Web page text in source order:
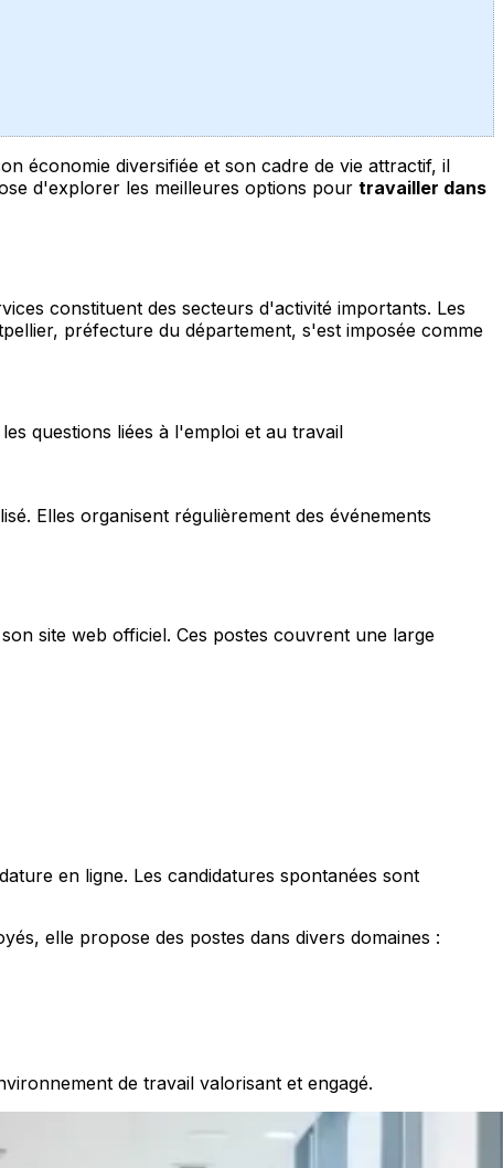
économie diversifiée et son cadre de vie attractif, il
d'explorer les meilleures options pour travailler dans
constituent des secteurs d'activité importants. Les
préfecture du département, s'est imposée comme
questions liées à l'emploi et au travail
Elles organisent régulièrement des événements
site web officiel. Ces postes couvrent une large
en ligne. Les candidatures spontanées sont
elle propose des postes dans divers domaines :
de travail valorisant et engagé.